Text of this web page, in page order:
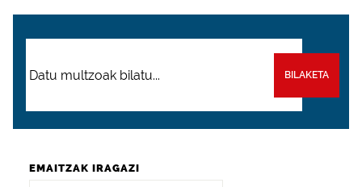
BILAKETA
EMAITZAK IRAGAZI